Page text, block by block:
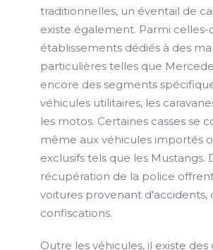
traditionnelles, un éventail de
existe également. Parmi celles-
établissements dédiés à des
particulières telles que
encore des segments
véhicules utilitaires, les
les motos. Certaines casses se
même aux véhicules importés
exclusifs tels que les Mustangs.
récupération de la police
voitures provenant d'accidents,
confiscations.
Outre les véhicules, il existe des